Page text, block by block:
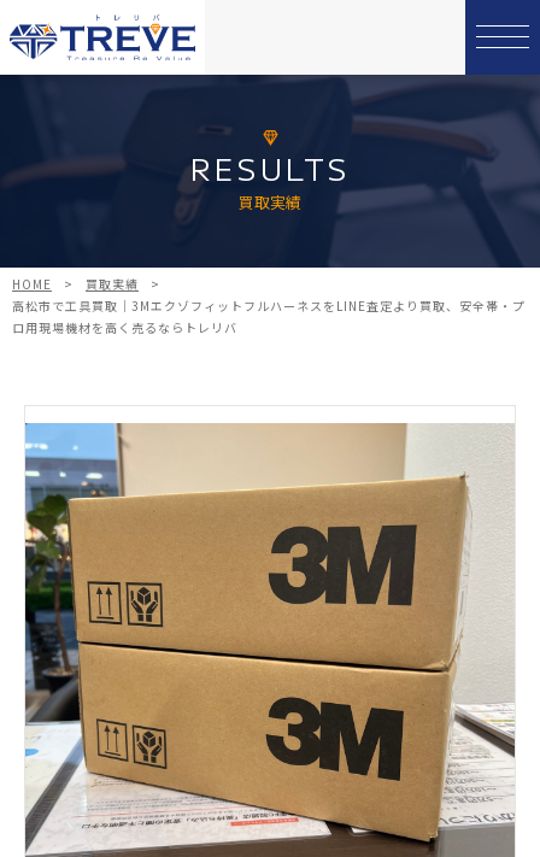
RESULTS
買取実績
HOME > 買取実績
>
高松市で工具買取｜3MエクゾフィットフルハーネスをLINE査定より買取、安全帯・プ
ロ用現場機材を高く売るならトレリバ